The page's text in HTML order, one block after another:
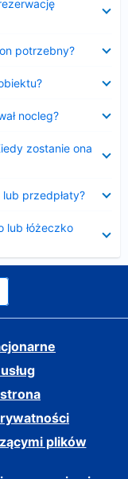
potrzebny?
nocleg?
zostanie ona
przedpłaty?
lub łóżeczko
plików